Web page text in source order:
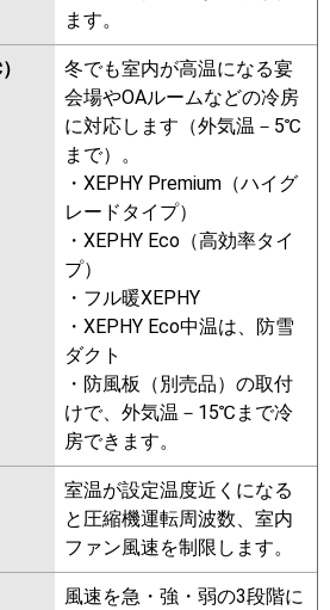
FDRK1125H5S-sil
FDRV1125HA5S-ca
FDRV1125HA5S-sil
FDRV1125HA5S-canvas
FDRV1125HA5S-silent
PA-P112F7KB PA-P112F7KNB
PA-P112F7HNB PA-P112F7HB
PA-P112F7KN PA-P112F7HN PA-
P112F7H PA-P112F6KB
P112F6KNB PA-P112F6HB
P112F6HNB
PA-P112F6K PA-
P112F6KN
PA-P112F6H
P112F6HN
ます。
冬でも室内が高温になる宴
会場やOAルームなどの冷房
に対応します（外気温－5℃
まで）。
・XEPHY Premium（ハイグ
レードタイプ）
・XEPHY Eco（高効率タイ
プ）
・フル暖XEPHY
・XEPHY Eco中温は、防雪
ダクト
・防風板（別売品）の取付
けで、外気温－15℃まで冷
房できます。
室温が設定温度近くになる
と圧縮機運転周波数、室内
ファン風速を制限します。
風速を急・強・弱の3段階に